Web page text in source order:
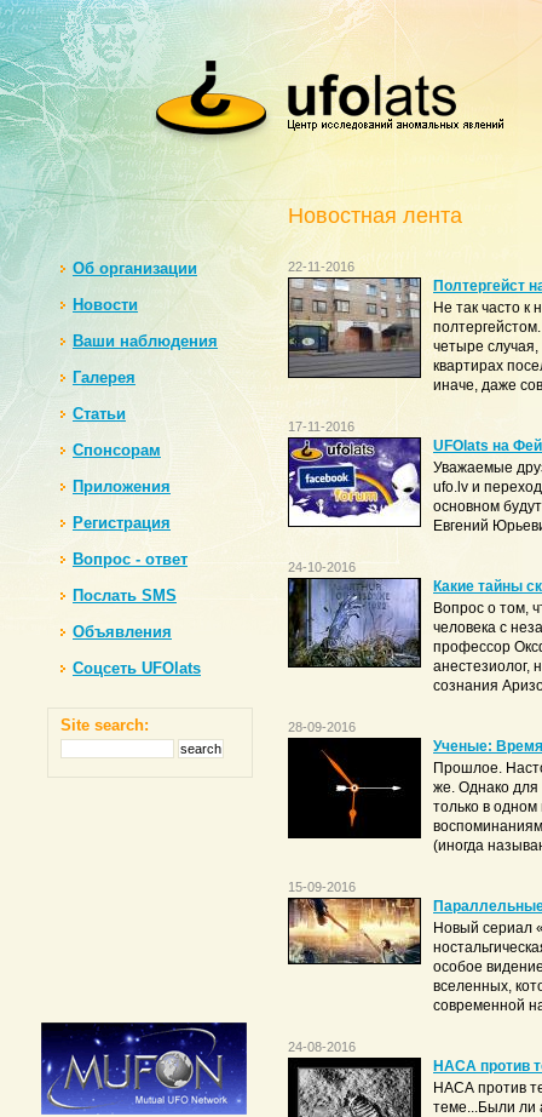
Oб организации
Новости
Ваши наблюдения
Галерея
Статьи
Спонсорам
Приложения
Регистрация
Вопрос - ответ
Послать SMS
Объявления
Соцсеть UFOlats
Site search:
Новостная лента
22-11-2016
Полтергейст
Не так часто
четыре случая,
квартирах
иначе, даже
17-11-2016
UFOlats на
Уважаемые
ufo.lv и
основном
Евгений
24-10-2016
Какие тайны
Вопрос о том,
человека с
профессор
анестезиолог,
сознания
28-09-2016
Ученые:
Прошлое.
же. Однако для
только в
(иногда
15-09-2016
Новый сериал
особое
вселенных,
современной
24-08-2016
НАСА против
НАСА против
теме...Были ли